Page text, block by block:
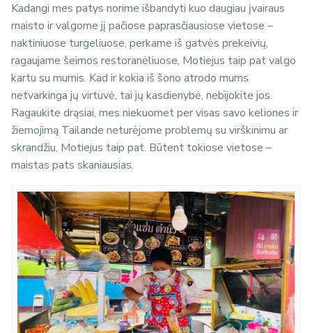
Kadangi mes patys norime išbandyti kuo daugiau įvairaus
maisto ir valgome jį pačiose paprasčiausiose vietose –
naktiniuose turgeliuose, perkame iš gatvės prekeivių,
ragaujame šeimos restoranėliuose, Motiejus taip pat valgo
kartu su mumis. Kad ir kokia iš šono atrodo mums
netvarkinga jų virtuvė, tai jų kasdienybė, nebijokite jos.
Ragaukite drąsiai, mes niekuomet per visas savo keliones ir
žiemojimą Tailande neturėjome problemų su virškinimu ar
skrandžiu. Motiejus taip pat. Būtent tokiose vietose –
maistas pats skaniausias.